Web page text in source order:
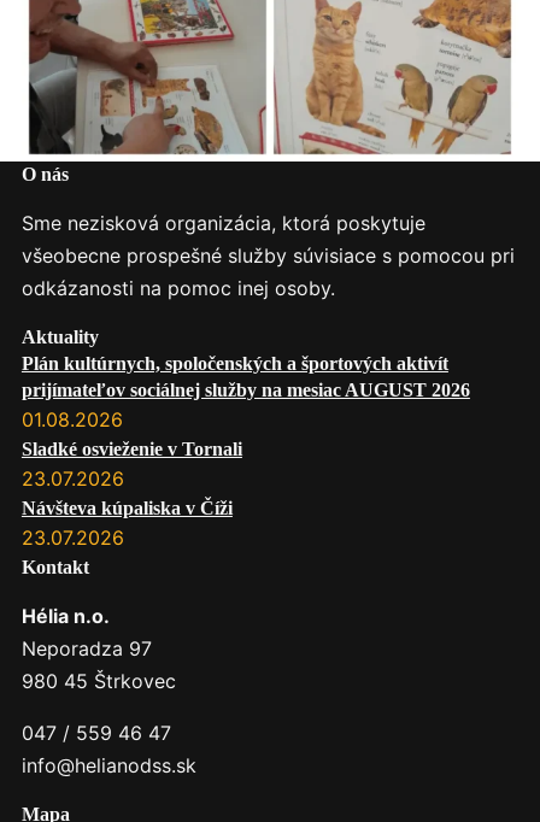
O nás
Sme nezisková organizácia, ktorá poskytuje
všeobecne prospešné služby súvisiace s pomocou pri
odkázanosti na pomoc inej osoby.
Aktuality
Plán kultúrnych, spoločenských a športových aktivít
prijímateľov sociálnej služby na mesiac AUGUST 2026
01.08.2026
Sladké osvieženie v Tornali
23.07.2026
Návšteva kúpaliska v Číži
23.07.2026
Kontakt
Hélia n.o.
Neporadza 97
980 45 Štrkovec
047 / 559 46 47
info@helianodss.sk
Mapa